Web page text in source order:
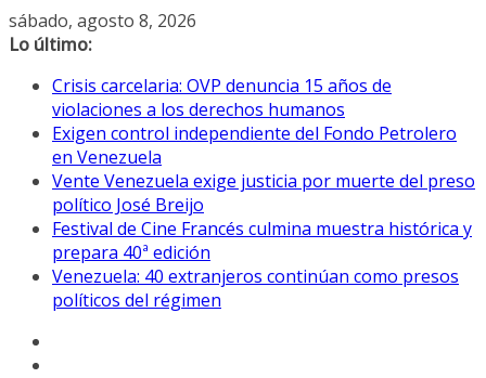
Saltar
al
sábado, agosto 8, 2026
Lo último:
Crisis carcelaria: OVP denuncia 15 años de
violaciones a los derechos humanos
Exigen control independiente del Fondo Petrolero
en Venezuela
Vente Venezuela exige justicia por muerte del preso
político José Breijo
Festival de Cine Francés culmina muestra histórica y
prepara 40ª edición
Venezuela: 40 extranjeros continúan como presos
políticos del régimen